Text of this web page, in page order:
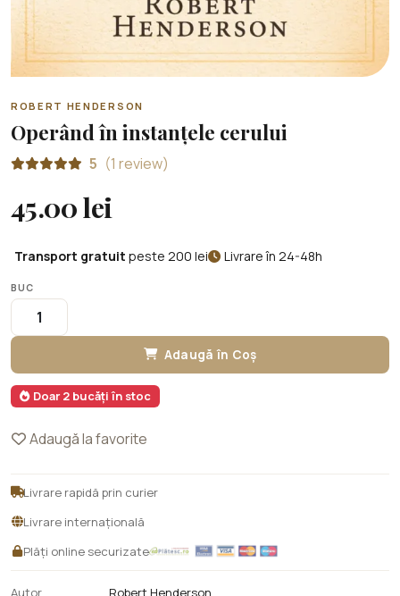
ROBERT HENDERSON
Operând în instanțele cerului
5 (1 review)
45.00 lei
Transport gratuit peste 200 lei Livrare în 24-48h
BUC
Adaugă în Coș
Doar 2 bucăți în stoc
Adaugă la favorite
Livrare rapidă prin curier
Livrare internațională
Plăți online securizate
Autor
Robert Henderson